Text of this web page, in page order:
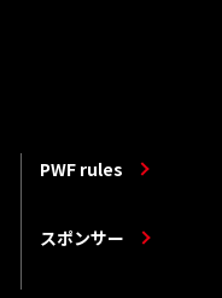
PWF rules
スポンサー